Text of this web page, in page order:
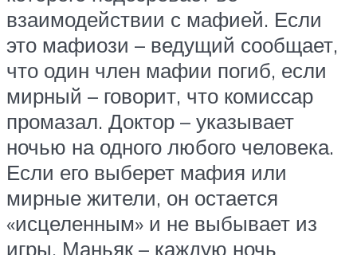
взаимодействии с мафией. Если
это мафиози – ведущий сообщает,
что один член мафии погиб, если
мирный – говорит, что комиссар
промазал. Доктор – указывает
ночью на одного любого человека.
Если его выберет мафия или
мирные жители, он остается
«исцеленным» и не выбывает из
игры. Маньяк – каждую ночь